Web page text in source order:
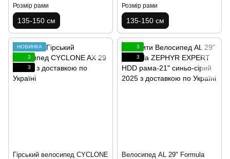
Розмір рами
135-150 см
Розмір рами
135-150 см
НОВИНКА
3
3
Гірський велосипед CYCLONE
3
3
Велосипед AL 29" Formula